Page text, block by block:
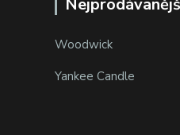
Woodwick
Yankee Candle